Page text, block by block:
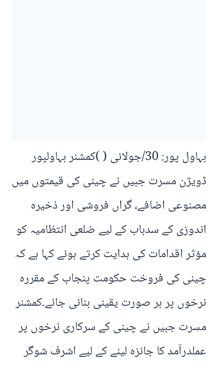
بہاول پور: 30/جولائی ( )کمشنر بہاولپور
ڈویژن مسرت جبیں نے چینی کی قیمتوں میں
مصنوعی اضافے، گراں فروشی اور ذخیرہ
اندوزی کے سدباب کے لیے ضلعی انتظامیہ کو
مؤثر اقدامات کی ہدایت کرتے ہوئے کہا ہے کہ
چینی کی فروخت حکومت پنجاب کے مقررہ
نرخوں پر ہر صورت یقینی بنائی جائے۔کمشنر
مسرت جبیں نے چینی کے سرکاری نرخوں پر
عملدرآمد کا جائزہ لینے کے لیے اشرف شوگر